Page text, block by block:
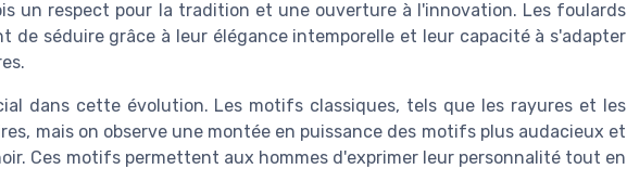
un respect pour la tradition et une ouverture à l'innovation. Les foulards
de séduire grâce à leur élégance intemporelle et leur capacité à s'adapter
dans cette évolution. Les motifs classiques, tels que les rayures et les
mais on observe une montée en puissance des motifs plus audacieux et
Ces motifs permettent aux hommes d'exprimer leur personnalité tout en